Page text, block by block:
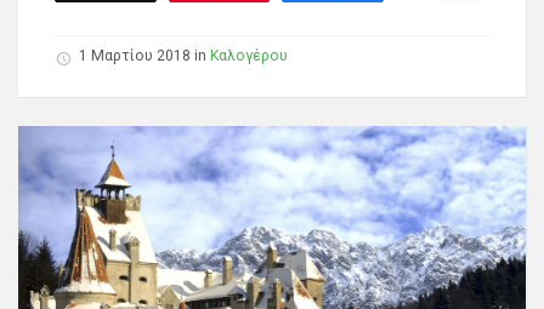
1 Μαρτίου 2018 in Καλογέρου